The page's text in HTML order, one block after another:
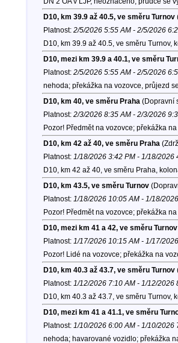
D10, km 39.9 až 40.5, ve směru Turnov
Platnost: 2/5/2026 5:55 AM - 2/5/2026
D10, km 39.9 až 40.5, ve směru Turnov,
D10, mezi km 39.9 a 40.1, ve směru
Platnost: 2/5/2026 5:55 AM - 2/5/2026
nehoda; překážka na vozovce, průjezd
D10, km 40, ve směru Praha (Dopravní
Platnost: 2/3/2026 8:35 AM - 2/3/2026
Pozor! Předmět na vozovce; překážka
D10, km 42 až 40, ve směru Praha
Platnost: 1/18/2026 3:42 PM - 1/18/2026
D10, km 42 až 40, ve směru Praha,
D10, km 43.5, ve směru Turnov
Platnost: 1/18/2026 10:05 AM - 1/18/
Pozor! Předmět na vozovce; překážka
D10, mezi km 41 a 42, ve směru Turnov
Platnost: 1/17/2026 10:15 AM - 1/17/
Pozor! Lidé na vozovce; překážka na
D10, km 40.3 až 43.7, ve směru Turnov
Platnost: 1/12/2026 7:10 AM - 1/12/2026
D10, km 40.3 až 43.7, ve směru Turnov,
D10, mezi km 41 a 41.1, ve směru
Platnost: 1/10/2026 6:00 AM - 1/10/2026
nehoda; havarované vozidlo; překážka